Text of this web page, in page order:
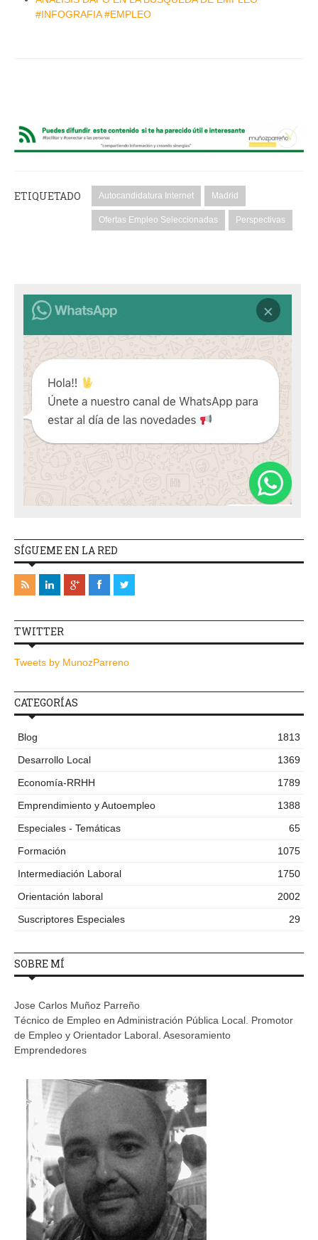
#INFOGRAFIA #EMPLEO
ETIQUETADO Autocandidatura Internet Madrid
Ofertas Empleo Seleccionadas Perspectivas
SÍGUEME EN LA RED
TWITTER
Tweets by MunozParreno
CATEGORÍAS
Blog
1813
Desarrollo Local
1369
Economía-RRHH
1789
Emprendimiento y Autoempleo
1388
Especiales - Temáticas
65
Formación
1075
Intermediación Laboral
1750
Orientación laboral
2002
Suscriptores Especiales
29
SOBRE MÍ
Jose Carlos Muñoz Parreño
Técnico de Empleo en Administración Pública Local. Promotor
de Empleo y Orientador Laboral. Asesoramiento
Emprendedores